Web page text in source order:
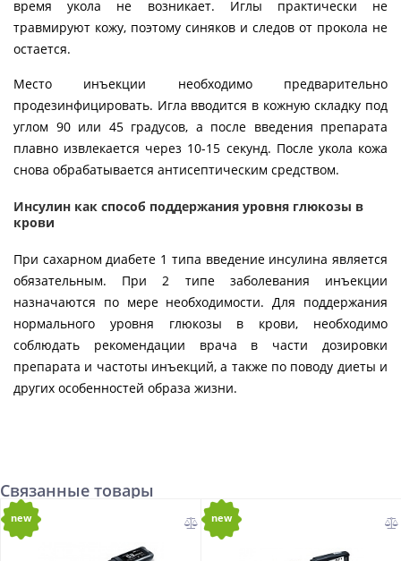
время укола не возникает. Иглы практически не
травмируют кожу, поэтому синяков и следов от прокола не
остается.
Место инъекции необходимо предварительно
продезинфицировать. Игла вводится в кожную складку под
углом 90 или 45 градусов, а после введения препарата
плавно извлекается через 10-15 секунд. После укола кожа
снова обрабатывается антисептическим средством.
Инсулин как способ поддержания уровня глюкозы в
крови
При сахарном диабете 1 типа введение инсулина является
обязательным. При 2 типе заболевания инъекции
назначаются по мере необходимости. Для поддержания
нормального уровня глюкозы в крови, необходимо
соблюдать рекомендации врача в части дозировки
препарата и частоты инъекций, а также по поводу диеты и
других особенностей образа жизни.
Связанные товары
new new